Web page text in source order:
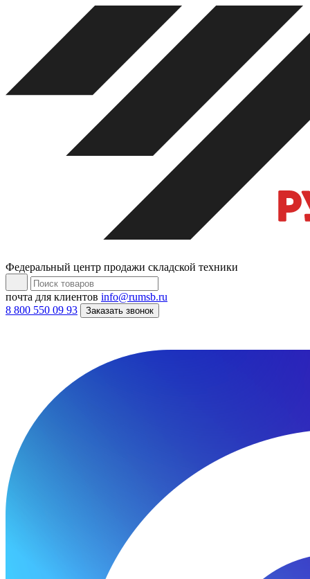
Федеральный центр продажи складской техники
почта для клиентов info@rumsb.ru
8 800 550 09 93
Заказать звонок